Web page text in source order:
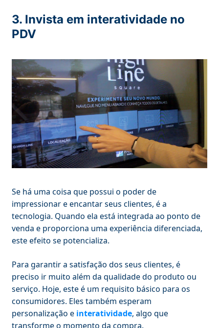
3. Invista em interatividade no
PDV
Se há uma coisa que possui o poder de
impressionar e encantar seus clientes, é a
tecnologia. Quando ela está integrada ao ponto de
venda e proporciona uma experiência diferenciada,
este efeito se potencializa.
Para garantir a satisfação dos seus clientes, é
preciso ir muito além da qualidade do produto ou
serviço. Hoje, este é um requisito básico para os
consumidores. Eles também esperam
personalização e interatividade, algo que
transforme o momento da compra.